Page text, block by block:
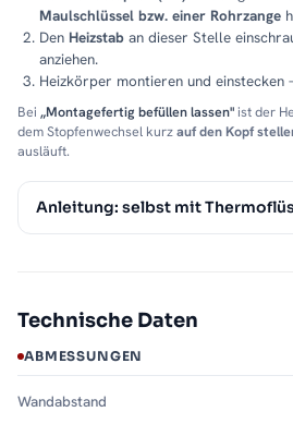
Maulschlüssel bzw. einer Rohrzange
Den Heizstab an dieser Stelle
anziehen.
Heizkörper montieren und einstecken
Bei „Montagefertig befüllen lassen"ist der
dem Stopfenwechsel kurzauf den Kopf
ausläuft.
Anleitung: selbst mit
Technische Daten
ABMESSUNGEN
Wandabstand